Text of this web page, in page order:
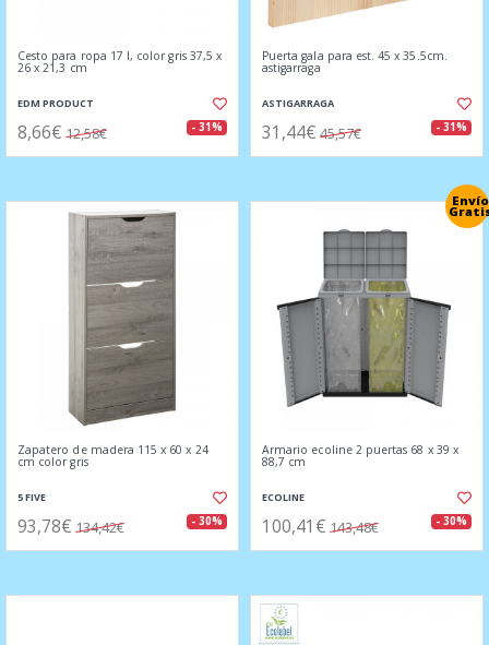
Cesto para ropa 17 l, color gris 37,5 x
26 x 21,3 cm
EDM PRODUCT
8,66€ 12,58€ - 31%
Puerta gala para est. 45 x 35.5cm.
astigarraga
ASTIGARRAGA
31,44€ 45,57€ - 31%
Zapatero de madera 115 x 60 x 24
cm color gris
5 FIVE
93,78€ 134,42€ - 30%
Envío
Armario ecoline 2 puertas 68 x 39 x
88,7 cm
ECOLINE
100,41€ 143,48€ - 30%